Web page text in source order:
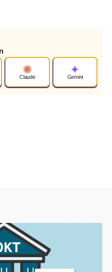
Claude Gemini